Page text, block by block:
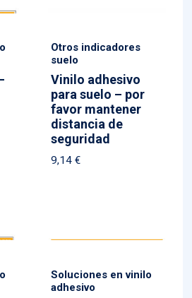
Otros indicadores
suelo
Vinilo adhesivo
para suelo – por
favor mantener
distancia de
seguridad
9,14 €
Soluciones en vinilo
adhesivo